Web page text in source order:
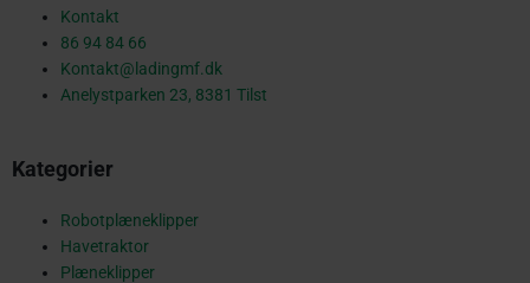
b
Kontakt
86 94 84 66
Kontakt@ladingmf.dk
Anelystparken 23, 8381 Tilst
Kategorier
Robotplæneklipper
Havetraktor
Plæneklipper